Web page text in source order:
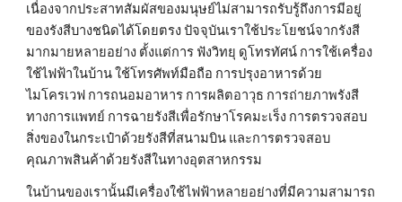
เนื่องจากประสาทสัมผัสของมนุษย์ไม่สามารถรับรู้ถึงการมีอยู่
ของรังสีบางชนิดได้โดยตรง ปัจจุบันเราใช้ประโยชน์จากรังสี
มากมายหลายอย่าง ตั้งแต่การ ฟังวิทยุ ดูโทรทัศน์ การใช้เครื่อง
ใช้ไฟฟ้าในบ้าน ใช้โทรศัพท์มือถือ การปรุงอาหารด้วย
ไมโครเวฟ การถนอมอาหาร การผลิตอาวุธ การถ่ายภาพรังสี
ทางการแพทย์ การฉายรังสีเพื่อรักษาโรคมะเร็ง การตรวจสอบ
สิ่งของในกระเป๋าด้วยรังสีที่สนามบิน และการตรวจสอบ
คุณภาพสินค้าด้วยรังสีในทางอุตสาหกรรม
ในบ้านของเรานั้นมีเครื่องใช้ไฟฟ้าหลายอย่างที่มีความสามารถ